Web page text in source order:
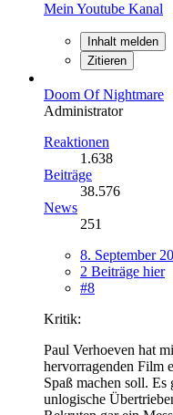
Mein Youtube Kanal
Inhalt melden
Zitieren
Doom Of Nightmare
Administrator
Reaktionen
1.638
Beiträge
38.576
News
251
8. September
2 Beiträge hier
#8
Kritik:
Paul Verhoeven hat
hervorragenden Film
Spaß machen soll.
unlogische